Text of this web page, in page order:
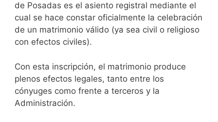
de Posadas es el asiento registral mediante el
cual se hace constar oficialmente la celebración
de un matrimonio válido (ya sea civil o religioso
con efectos civiles).
Con esta inscripción, el matrimonio produce
plenos efectos legales, tanto entre los
cónyuges como frente a terceros y la
Administración.